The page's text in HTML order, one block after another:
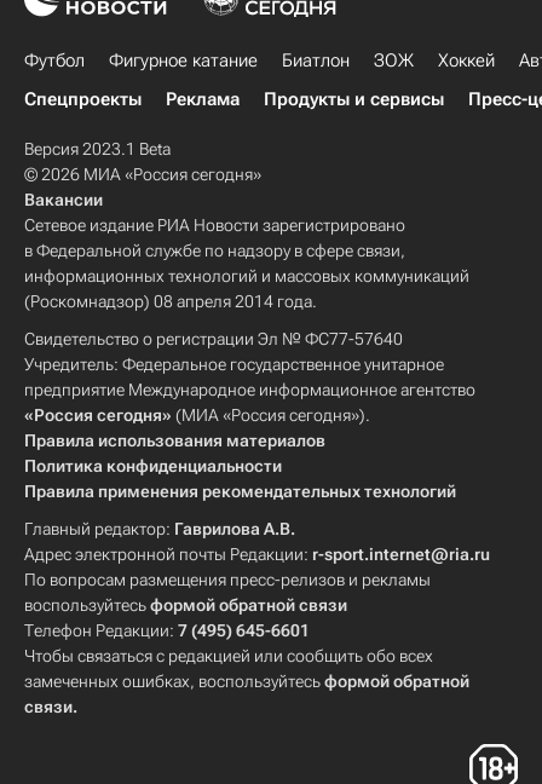
Футбол Фигурное катание Биатлон ЗОЖ Хоккей
Спецпроекты
Реклама Продукты и сервисы Пресс-
Версия 2023.1 Beta
© 2026 МИА «Россия сегодня»
Вакансии
Сетевое издание РИА Новости зарегистрировано
в Федеральной службе по надзору в сфере связи,
информационных технологий и массовых коммуникаций
(Роскомнадзор) 08 апреля 2014 года.
Свидетельство о регистрации Эл № ФС77-57640
Учредитель: Федеральное государственное унитарное
предприятие Международное информационное агентство
«Россия сегодня» (МИА «Россия сегодня»).
Правила использования материалов
Политика конфиденциальности
Правила применения рекомендательных технологий
Главный редактор: Гаврилова А.В.
Адрес электронной почты Редакции: r-sport.internet@ria.ru
По вопросам размещения пресс-релизов и рекламы
воспользуйтесьформой обратной связи
Телефон Редакции: 7 (495) 645-6601
Чтобы связаться с редакцией или сообщить обо всех
замеченных ошибках, воспользуйтесьформой обратной
связи.